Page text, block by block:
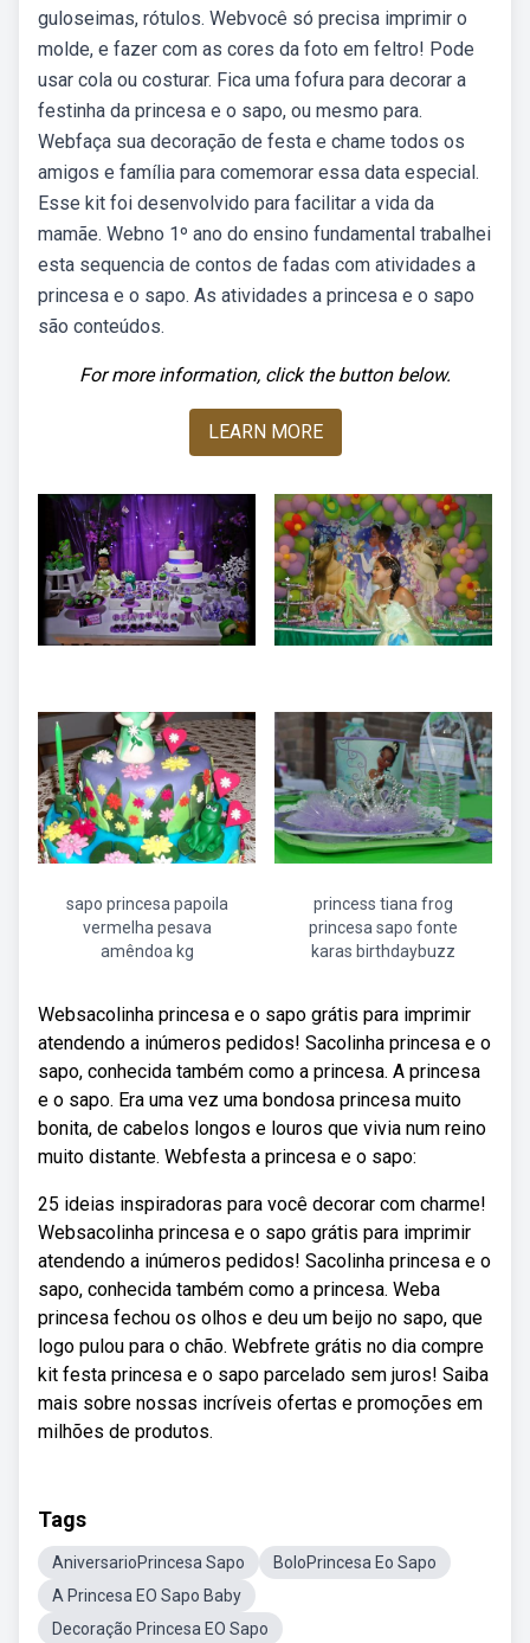
guloseimas, rótulos. Webvocê só precisa imprimir o
molde, e fazer com as cores da foto em feltro! Pode
usar cola ou costurar. Fica uma fofura para decorar a
festinha da princesa e o sapo, ou mesmo para.
Webfaça sua decoração de festa e chame todos os
amigos e família para comemorar essa data especial.
Esse kit foi desenvolvido para facilitar a vida da
mamãe. Webno 1º ano do ensino fundamental trabalhei
esta sequencia de contos de fadas com atividades a
princesa e o sapo. As atividades a princesa e o sapo
são conteúdos.
For more information, click the button below.
LEARN MORE
sapo princesa papoila
vermelha pesava
amêndoa kg
princess tiana frog
princesa sapo fonte
karas birthdaybuzz
Websacolinha princesa e o sapo grátis para imprimir
atendendo a inúmeros pedidos! Sacolinha princesa e o
sapo, conhecida também como a princesa. A princesa
e o sapo. Era uma vez uma bondosa princesa muito
bonita, de cabelos longos e louros que vivia num reino
muito distante. Webfesta a princesa e o sapo:
25 ideias inspiradoras para você decorar com charme!
Websacolinha princesa e o sapo grátis para imprimir
atendendo a inúmeros pedidos! Sacolinha princesa e o
sapo, conhecida também como a princesa. Weba
princesa fechou os olhos e deu um beijo no sapo, que
logo pulou para o chão. Webfrete grátis no dia compre
kit festa princesa e o sapo parcelado sem juros! Saiba
mais sobre nossas incríveis ofertas e promoções em
milhões de produtos.
Tags
AniversarioPrincesa Sapo
BoloPrincesa Eo Sapo
A Princesa EO Sapo Baby
Decoração Princesa EO Sapo